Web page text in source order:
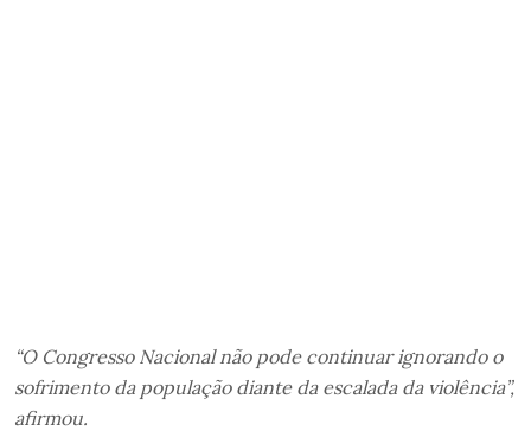
“O Congresso Nacional não pode continuar ignorando o
sofrimento da população diante da escalada da violência”,
afirmou.